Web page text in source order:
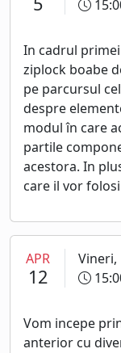
In cadrul
ziplock boabe
pe parcursul
despre
modul în care
partile
acestora. In
care il vor
APR
12
Vineri,
Vom incepe
anterior cu